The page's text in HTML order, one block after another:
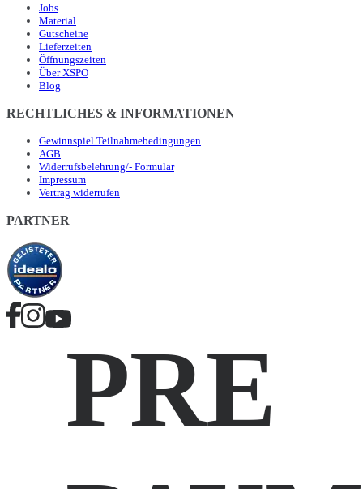
Jobs
Material
Gutscheine
Lieferzeiten
Öffnungszeiten
Über XSPO
Blog
RECHTLICHES & INFORMATIONEN
Gewinnspiel Teilnahmebedingungen
AGB
Widerrufsbelehrung/- Formular
Impressum
Vertrag widerrufen
PARTNER